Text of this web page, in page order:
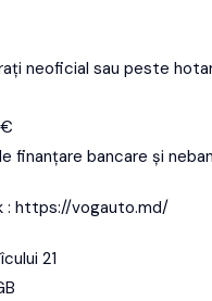
neoficial sau peste
finanțare bancare și
: https://vogauto.md/
21